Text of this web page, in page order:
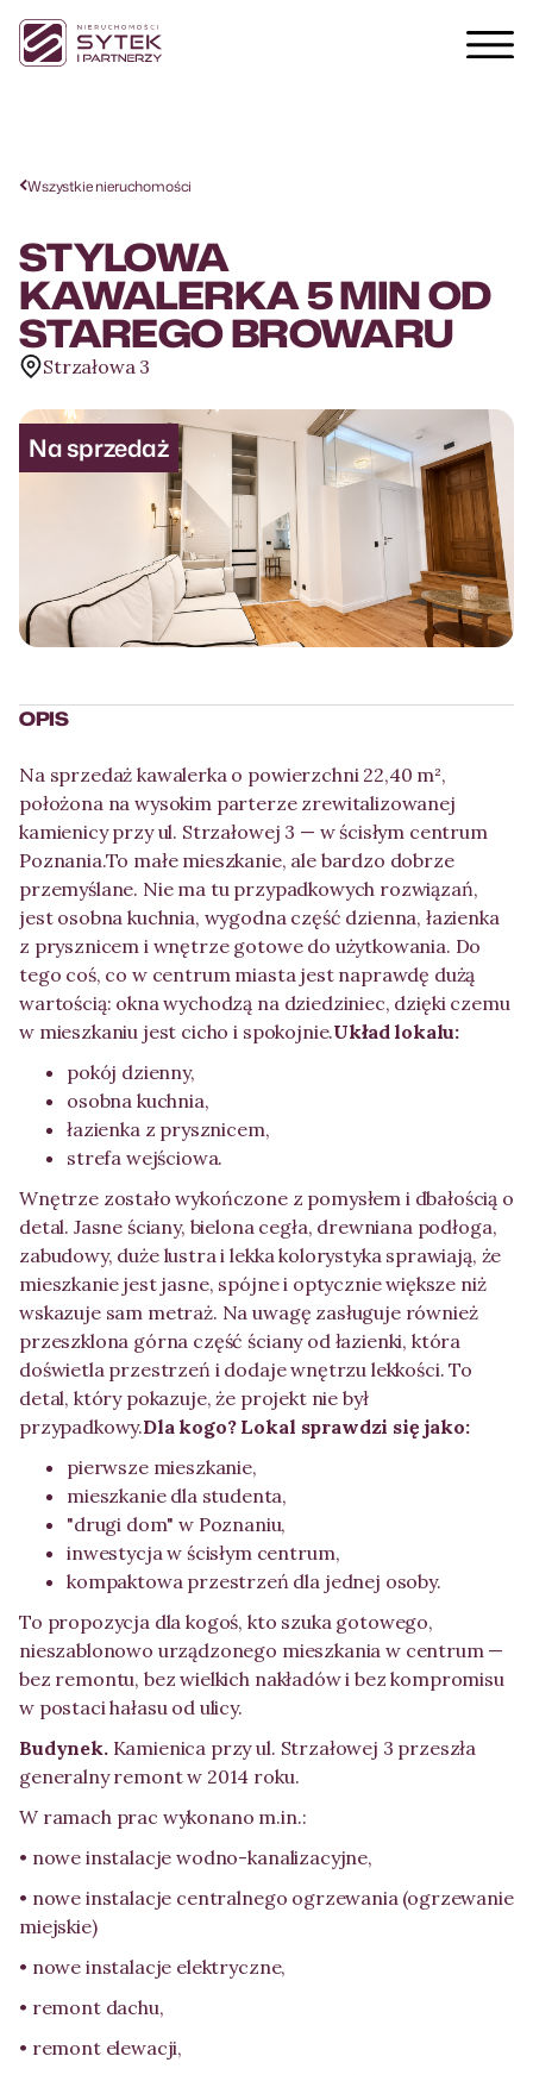
Wszystkie nieruchomości
STYLOWA
KAWALERKA 5 MIN OD
STAREGO BROWARU
Strzałowa 3
Na sprzedaż
OPIS
Na sprzedaż kawalerka o powierzchni 22,40 m²,
położona na wysokim parterze zrewitalizowanej
kamienicy przy ul. Strzałowej 3 — w ścisłym centrum
Poznania.To małe mieszkanie, ale bardzo dobrze
przemyślane. Nie ma tu przypadkowych rozwiązań,
jest osobna kuchnia, wygodna część dzienna, łazienka
z prysznicem i wnętrze gotowe do użytkowania. Do
tego coś, co w centrum miasta jest naprawdę dużą
wartością: okna wychodzą na dziedziniec, dzięki czemu
w mieszkaniu jest cicho i spokojnie.Układ lokalu:
pokój dzienny,
osobna kuchnia,
łazienka z prysznicem,
strefa wejściowa.
Wnętrze zostało wykończone z pomysłem i dbałością o
detal. Jasne ściany, bielona cegła, drewniana podłoga,
zabudowy, duże lustra i lekka kolorystyka sprawiają, że
mieszkanie jest jasne, spójne i optycznie większe niż
wskazuje sam metraż. Na uwagę zasługuje również
przeszklona górna część ściany od łazienki, która
doświetla przestrzeń i dodaje wnętrzu lekkości. To
detal, który pokazuje, że projekt nie był
przypadkowy.Dla kogo? Lokal sprawdzi się jako:
pierwsze mieszkanie,
mieszkanie dla studenta,
"drugi dom" w Poznaniu,
inwestycja w ścisłym centrum,
kompaktowa przestrzeń dla jednej osoby.
To propozycja dla kogoś, kto szuka gotowego,
nieszablonowo urządzonego mieszkania w centrum —
bez remontu, bez wielkich nakładów i bez kompromisu
w postaci hałasu od ulicy.
Budynek.Kamienica przy ul. Strzałowej 3 przeszła
generalny remont w 2014 roku.
W ramach prac wykonano m.in.:
• nowe instalacje wodno-kanalizacyjne,
• nowe instalacje centralnego ogrzewania (ogrzewanie
miejskie)
• nowe instalacje elektryczne,
• remont dachu,
• remont elewacji,